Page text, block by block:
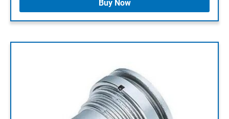
Buy Now